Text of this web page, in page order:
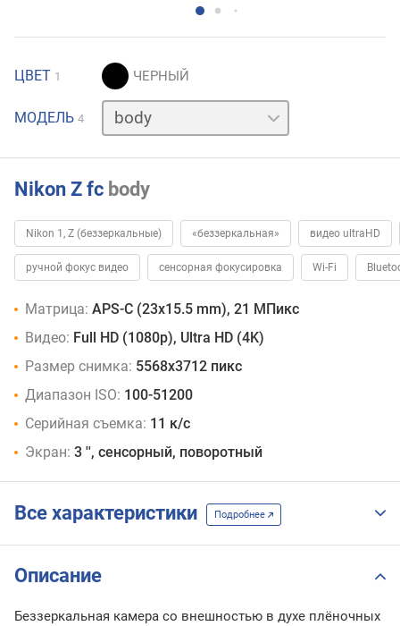
ЦВЕТ 1
МОДЕЛЬ 4
16-
250
50
мм28
мм
Nikon Z fc body
Nikon 1, Z (беззеркальные) «беззеркальная» видео ultraHD
ручной фокус видео сенсорная фокусировка Wi-Fi
Матрица: APS-C (23x15.5 mm), 21 МПикс
Видео: Full HD (1080p), Ultra HD (4K)
Размер снимка: 5568x3712 пикс
Диапазон ISO: 100-51200
Серийная съемка: 11 к/с
Экран: 3 '', сенсорный, поворотный
Все характеристики Подробнее
Описание
Беззеркальная камера со внешностью в духе плёночных